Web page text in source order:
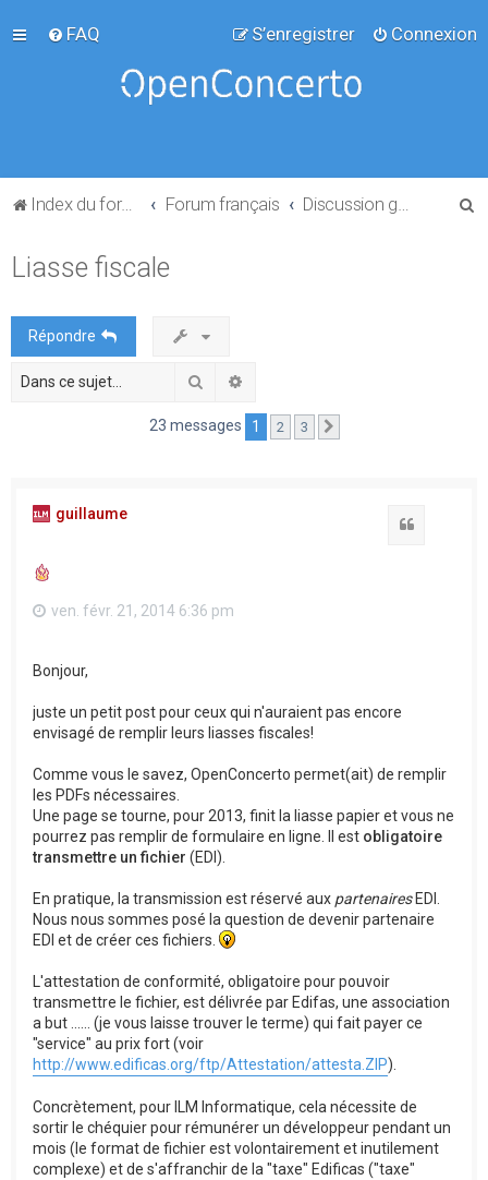
FAQ Connexion
S’enregistrer
Index du forum Forum français
Liasse fiscale
Répondre
Rechercher
23 messages 1 2 3
guillaume
ven. févr. 21, 2014 6:36 pm
Bonjour,
juste un petit post pour ceux qui n'auraient pas encore
envisagé de remplir leurs liasses fiscales!
Comme vous le savez, OpenConcerto permet(ait) de remplir
les PDFs nécessaires.
Une page se tourne, pour 2013, finit la liasse papier et vous ne
pourrez pas remplir de formulaire en ligne. Il est obligatoire
transmettre un fichier (EDI).
En pratique, la transmission est réservé aux partenairesEDI.
Nous nous sommes posé la question de devenir partenaire
EDI et de créer ces fichiers.
L'attestation de conformité, obligatoire pour pouvoir
transmettre le fichier, est délivrée par Edifas, une association
a but ...... (je vous laisse trouver le terme) qui fait payer ce
"service" au prix fort (voir
http://www.edificas.org/ftp/Attestation/attesta.ZIP).
Concrètement, pour ILM Informatique, cela nécessite de
sortir le chéquier pour rémunérer un développeur pendant un
mois (le format de fichier est volontairement et inutilement
complexe) et de s'affranchir de la "taxe" Edificas ("taxe"